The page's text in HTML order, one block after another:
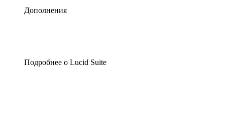
Дополнения
Подробнее о Lucid Suite